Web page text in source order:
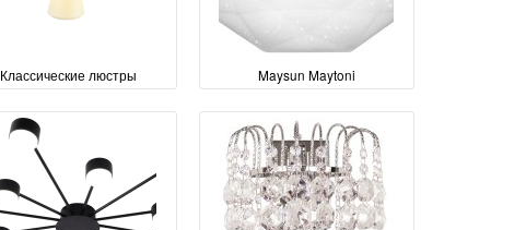
Классические люстры Maysun Maytoni